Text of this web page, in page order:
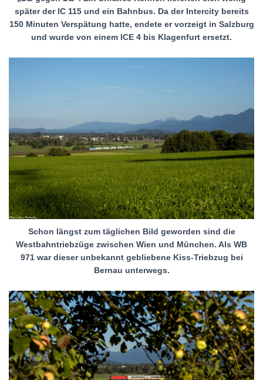
später der IC 115 und ein Bahnbus. Da der Intercity bereits
150 Minuten Verspätung hatte, endete er vorzeigt in Salzburg
und wurde von einem ICE 4 bis Klagenfurt ersetzt.
Schon längst zum täglichen Bild geworden sind die
Westbahntriebzüge zwischen Wien und München. Als WB
971 war dieser unbekannt gebliebene Kiss-Triebzug bei
Bernau unterwegs.